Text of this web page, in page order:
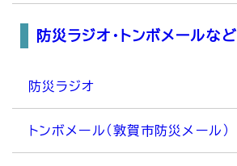
防災ラジオ・トンボメールなど
防災ラジオ
トンボメール（敦賀市防災メール）